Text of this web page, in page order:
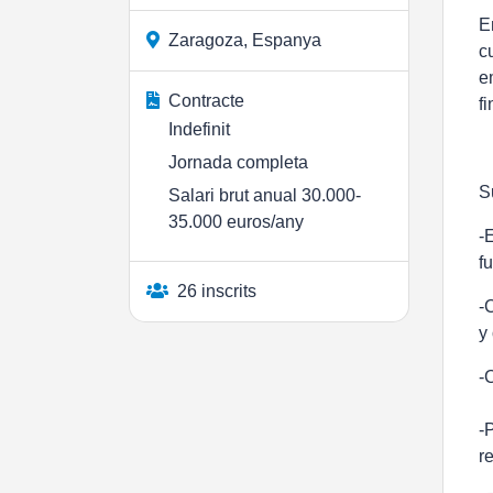
Zaragoza, Espanya
Contracte
Indefinit
Jornada completa
Salari brut anual 30.000-
35.000 euros/any
26 inscrits
-
-
y
-
-